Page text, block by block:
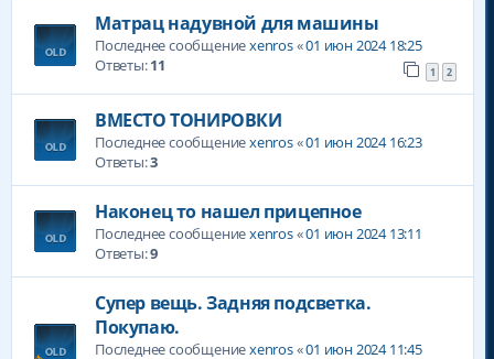
Матрац надувной для машины
Последнее сообщениеxenros«01 июн 2024 18:25
Ответы:11 1 2
ВМЕСТО ТОНИРОВКИ
Последнее сообщениеxenros«01 июн 2024 16:23
Ответы:3
Наконец то нашел прицепное
Последнее сообщениеxenros«01 июн 2024 13:11
Ответы:9
Супер вещь. Задняя подсветка.
Покупаю.
Последнее сообщениеxenros«01 июн 2024 11:45